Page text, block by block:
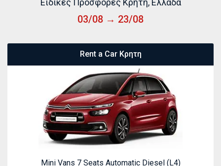
03/08 → 23/08
Rent a Car Κρητη
Mini Vans 7 Seats Automatic Diesel (L4)